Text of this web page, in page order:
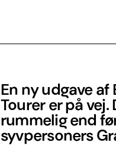
En ny udgave
Tourer er på
rummelig end
syvpersoners